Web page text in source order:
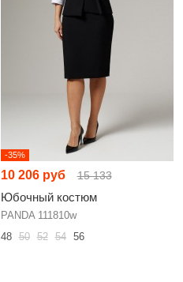
-35%
10 206 руб 15 133
Юбочный костюм
PANDA 111810w
48 50 52 54 56